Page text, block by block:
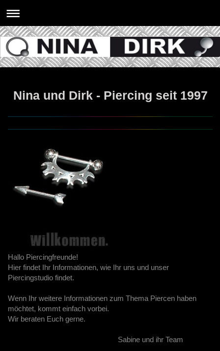
Nina und Dirk - Piercing seit 1997
Hallo Piercingfreunde!
Hier findet Ihr Informationen, wie Ihr uns und unser
Piercingstudio findet.
Wenn Ihr weitere Informationen zum Thema Piercen haben
möchtet, kommt einfach vorbei.
Wir beraten Euch gerne.
Sabine und ihr Team